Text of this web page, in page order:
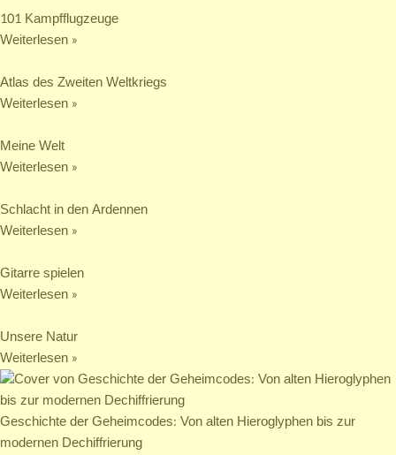
101 Kampfflugzeuge
Weiterlesen »
Atlas des Zweiten Weltkriegs
Weiterlesen »
Meine Welt
Weiterlesen »
Schlacht in den Ardennen
Weiterlesen »
Gitarre spielen
Weiterlesen »
Unsere Natur
Weiterlesen »
Geschichte der Geheimcodes: Von alten Hieroglyphen bis zur
modernen Dechiffrierung